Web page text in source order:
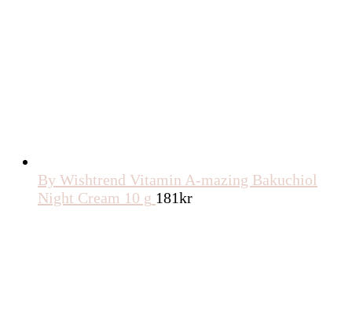
By Wishtrend Vitamin A-mazing Bakuchiol
Night Cream 10 g 181kr